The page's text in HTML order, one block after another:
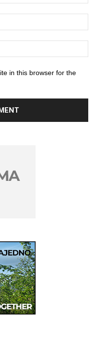
in this browser for the